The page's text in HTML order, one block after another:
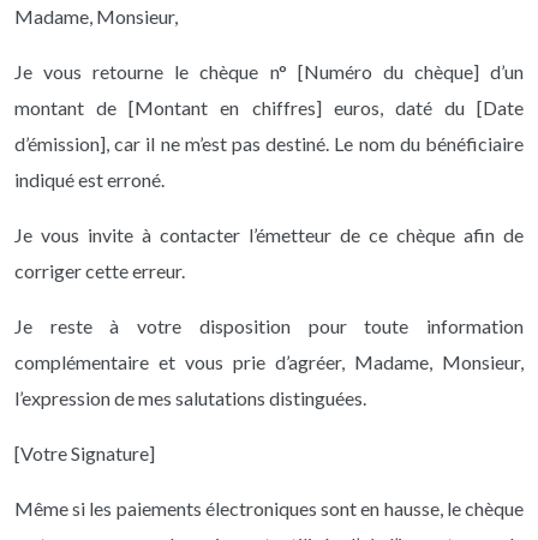
Madame, Monsieur,
Je vous retourne le chèque n° [Numéro du chèque] d’un
montant de [Montant en chiffres] euros, daté du [Date
d’émission], car il ne m’est pas destiné. Le nom du bénéficiaire
indiqué est erroné.
Je vous invite à contacter l’émetteur de ce chèque afin de
corriger cette erreur.
Je reste à votre disposition pour toute information
complémentaire et vous prie d’agréer, Madame, Monsieur,
l’expression de mes salutations distinguées.
[Votre Signature]
Même si les paiements électroniques sont en hausse, le chèque